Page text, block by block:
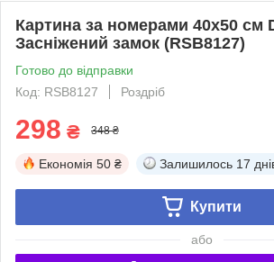
Картина за номерами 40х50 см
Засніжений замок (RSB8127)
Готово до відправки
Код: RSB8127
Роздріб
298 ₴ 348 ₴
Економія 50 ₴ Залишилось 17
Купити
або